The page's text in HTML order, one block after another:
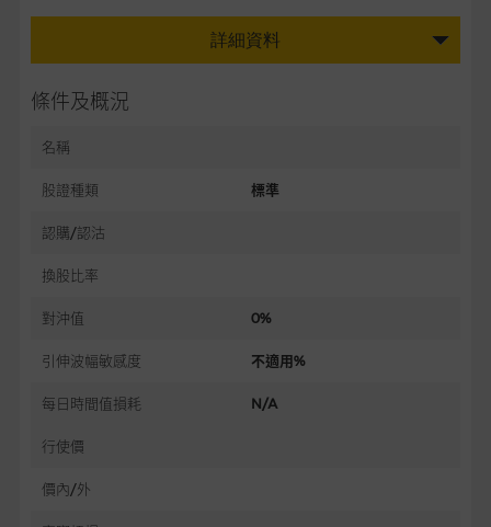
詳細資料
條件及概況
名稱
股證種類 標準
認購/認沽
換股比率
對沖值 0%
引伸波幅敏感度 不適用%
每日時間值損耗 N/A
行使價
價內/外